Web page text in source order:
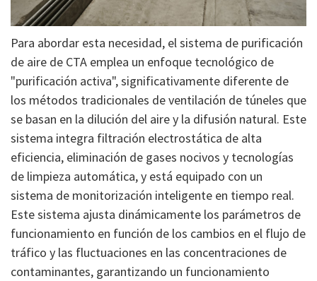
Para abordar esta necesidad, el sistema de purificación
de aire de CTA emplea un enfoque tecnológico de
"purificación activa", significativamente diferente de
los métodos tradicionales de ventilación de túneles que
se basan en la dilución del aire y la difusión natural. Este
sistema integra filtración electrostática de alta
eficiencia, eliminación de gases nocivos y tecnologías
de limpieza automática, y está equipado con un
sistema de monitorización inteligente en tiempo real.
Este sistema ajusta dinámicamente los parámetros de
funcionamiento en función de los cambios en el flujo de
tráfico y las fluctuaciones en las concentraciones de
contaminantes, garantizando un funcionamiento